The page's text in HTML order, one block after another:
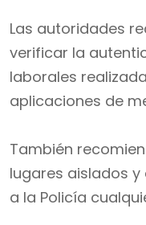
Las autoridades
verificar la
laborales
aplicaciones de
También
lugares aislados
a la Policía